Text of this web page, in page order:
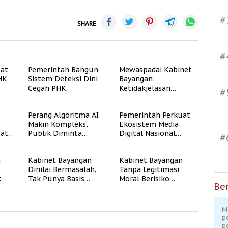
SHARE
Pemerintah Bangun
Sistem Deteksi Dini
Cegah PHK
Mewaspadai Kabinet
Bayangan:
Ketidakjelasan
Perang Algoritma AI
Makin Kompleks,
Publik Diminta
Pemerintah Perkuat
Ekosistem Media
Digital Nasional
Kabinet Bayangan
Dinilai Bermasalah,
Tak Punya Basis
Kabinet Bayangan
Tanpa Legitimasi
Moral Berisiko